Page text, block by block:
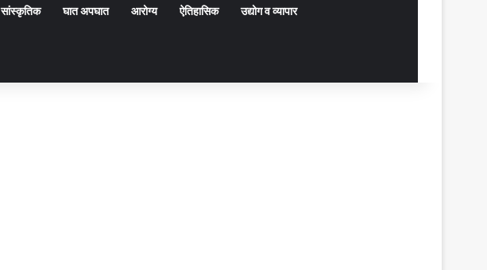
सांस्कृतिक घात अपघात आरोग्य ऐतिहासिक उद्योग व व्यापार